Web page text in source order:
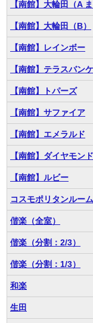
【南館】大輪田（A
【南館】大輪田（B）
【南館】レインボー
【南館】テラスバ
【南館】トパーズ
【南館】サファイア
【南館】エメラルド
【南館】ダイヤモンド
【南館】ルビー
コスモポリタンルーム
偕楽（全室）
偕楽（分割：2/3）
偕楽（分割：1/3）
和楽
生田